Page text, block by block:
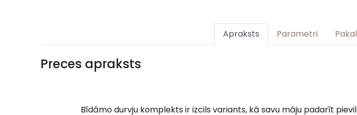
Apraksts Parametri
Preces apraksts
Bīdāmo durvju komplekts ir izcils variants, kā savu māju padarīt